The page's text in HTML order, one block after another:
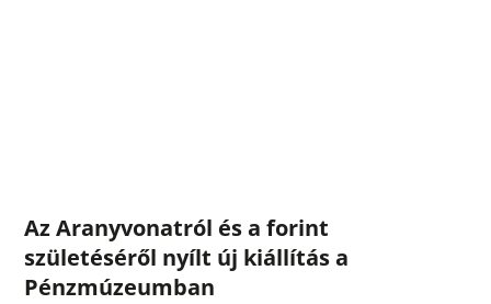
Az Aranyvonatról és a forint
születéséről nyílt új kiállítás a
Pénzmúzeumban